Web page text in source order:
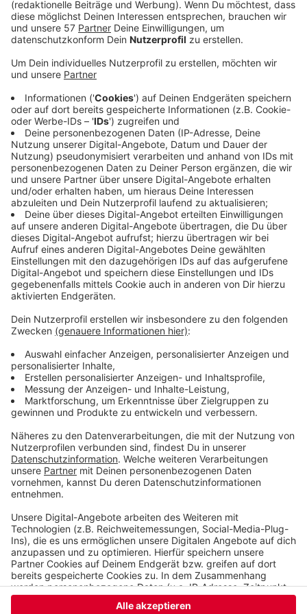
muss sich online anmelden. Mit den Einnahmen aus
dem Festival soll die ehrenamtliche Arbeit des
Vereins Pro Mirke unterstützt werden. Das
Festival wird auch gestreamt,
Facebook-Seite:
https://www.facebook.com/mirkerfreibad/
Website des Pro Mirke e.V.:http://freibad-
mirke.de/
Vor Ort geht as Event von 14:00 - 22:00 Uhr.
Gestreamt wird es von 15:00 bis 20:00 Uhr:
https://674..fm.
Anmeldung bitte über mirke@674.fm
Aktuelle Infos zum Event gibt es auf der
Facebook-Event-Seite
https://www.facebook.com/events/323602395549257/
Veröffentlicht:Samstag, 19.09.2020 07:19
Anzeige
Anzeige